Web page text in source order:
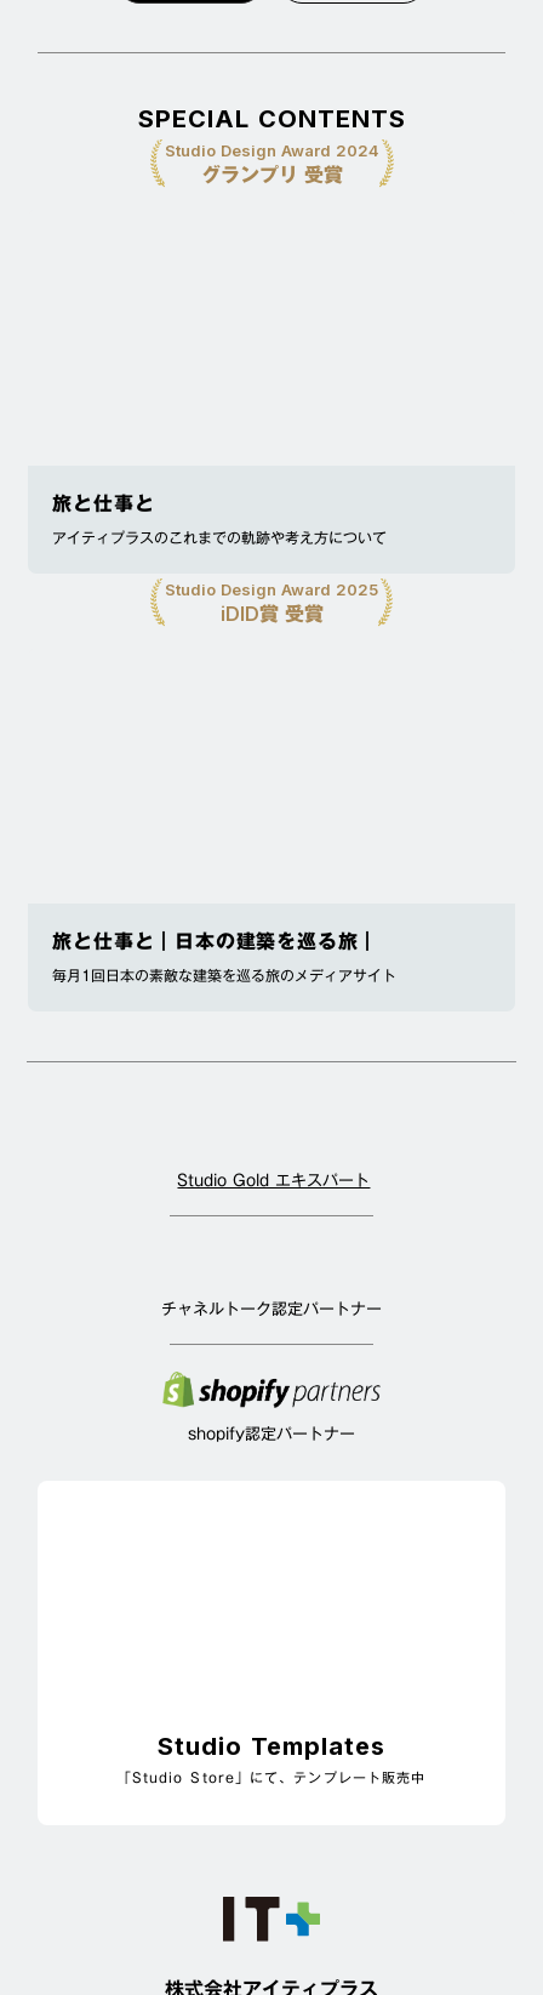
SPECIAL CONTENTS
Studio Design Award 2024
グランプリ 受賞
旅と仕事と
アイティプラスのこれまでの軌跡や考え方について
Studio Design Award 2025
iDID賞 受賞
旅と仕事と｜日本の建築を巡る旅｜
毎月1回日本の素敵な建築を巡る旅のメディアサイト
Studio Gold エキスパート
チャネルトーク認定パートナー
shopify認定パートナー
Studio Templates
「Studio Store」にて、テンプレート販売中